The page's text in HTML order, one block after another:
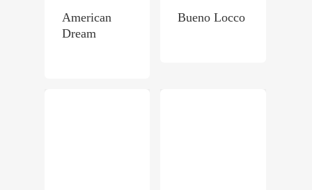
American
Dream
Bueno Locco